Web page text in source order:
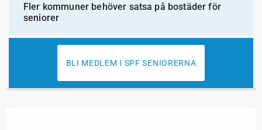
Fler kommuner behöver satsa på bostäder för
seniorer
BLI MEDLEM I SPF SENIORERNA